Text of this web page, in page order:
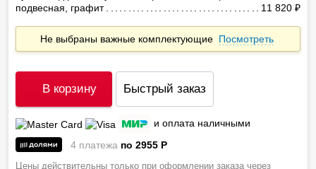
подвесная, графит
11 820
Не выбраны важные комплектующие Посмотреть
В корзину Быстрый заказ
и оплата наличными
4 платежа по 2955 P
Цены действительны только при оформлении заказа через